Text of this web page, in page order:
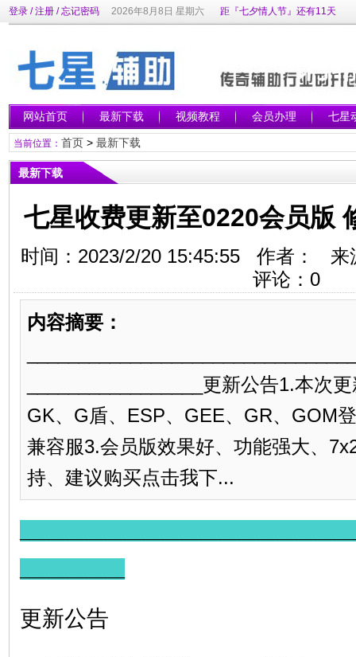
登录/注册/忘记密码 2026年8月8日 星期六 距『七夕情人节』还有11天
网站首页 最新下载 视频教程 会员办理 七星
当前位置： 首页> 最新下载
最新下载
七星收费更新至0220会员版
时间：2023/2/20 15:45:55 作者：
评论： 0
内容摘要：
_________________更新公告1.本次
GK、G盾、ESP、GEE、GR、GOM
兼容服3.会员版效果好、功能强大、
持、建议购买点击我下...
更新公告